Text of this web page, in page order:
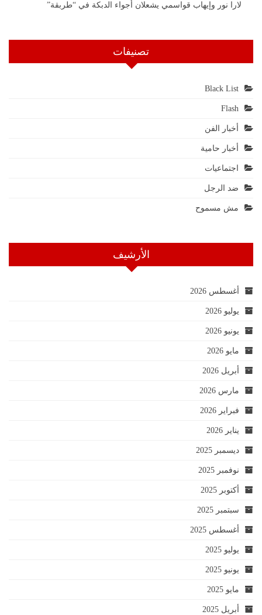
لارا نور وإيهاب قواسمي يشعلان أجواء الدبكة في “طربقة”
تصنيفات
Black List
Flash
أخبار الفن
أخبار حامية
اجتماعيات
ضد الرجل
مش مسموح
الأرشيف
أغسطس 2026
يوليو 2026
يونيو 2026
مايو 2026
أبريل 2026
مارس 2026
فبراير 2026
يناير 2026
ديسمبر 2025
نوفمبر 2025
أكتوبر 2025
سبتمبر 2025
أغسطس 2025
يوليو 2025
يونيو 2025
مايو 2025
أبريل 2025